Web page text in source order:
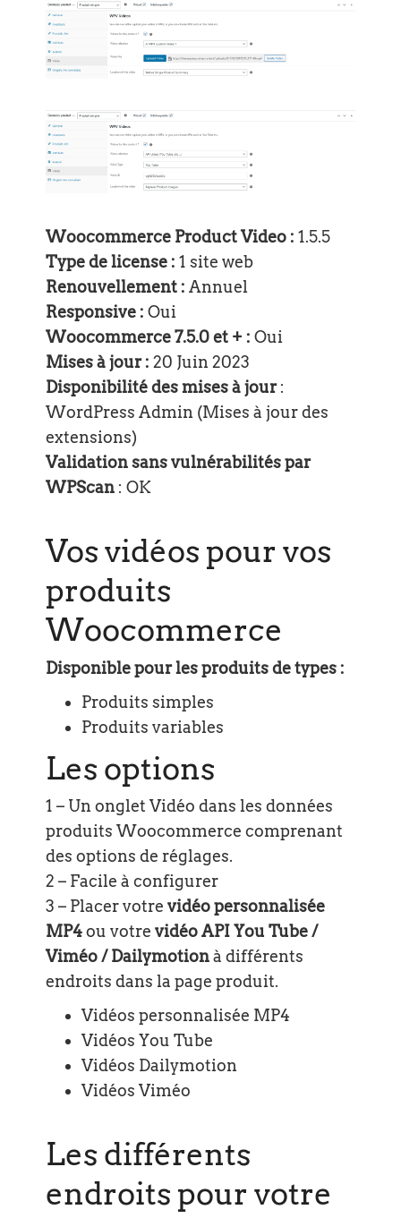
Woocommerce Product Video : 1.5.5
Type de license : 1 site web
Renouvellement : Annuel
Responsive : Oui
Woocommerce 7.5.0 et + : Oui
Mises à jour : 20 Juin 2023
Disponibilité des mises à jour:
WordPress Admin (Mises à jour des
extensions)
Validation sans vulnérabilités par
WPScan : OK
Vos vidéos pour vos
produits
Woocommerce
Disponible pour les produits de types :
Produits simples
Produits variables
Les options
1 – Un onglet Vidéo dans les données
produits Woocommerce comprenant
des options de réglages.
2 – Facile à configurer
3 – Placer votre vidéo personnalisée
MP4ou votre vidéo API You Tube /
Viméo / Dailymotionà différents
endroits dans la page produit.
Vidéos personnalisée MP4
Vidéos You Tube
Vidéos Dailymotion
Vidéos Viméo
Les différents
endroits pour votre